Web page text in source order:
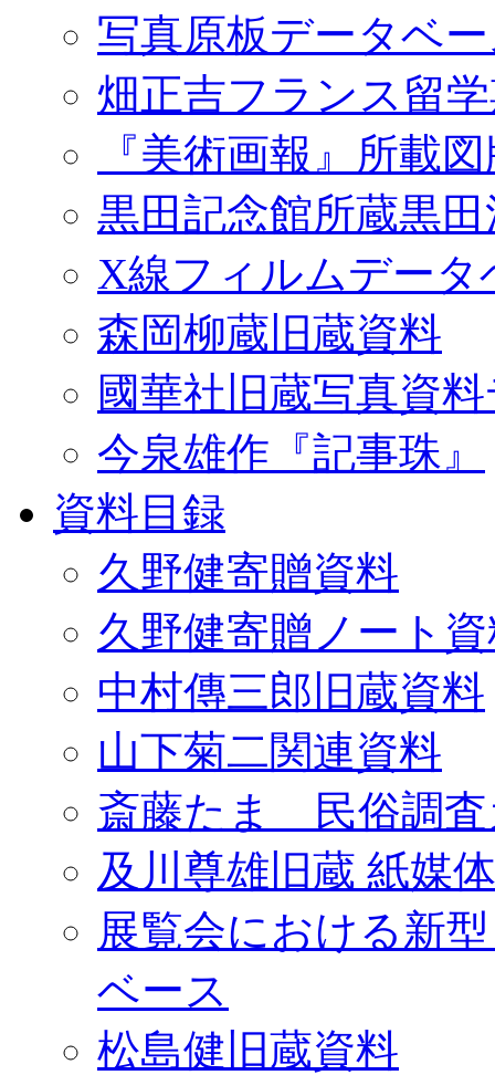
写真原板データベ
畑正吉フランス留
『美術画報』所載
黒田記念館所蔵黒
X線フィルムデータ
森岡柳蔵旧蔵資料
國華社旧蔵写真資
今泉雄作『記事珠』
資料目録
久野健寄贈資料
久野健寄贈ノート
中村傳三郎旧蔵資料
山下菊二関連資料
斎藤たま 民俗調査
及川尊雄旧蔵 紙媒
展覧会における新
ベース
松島健旧蔵資料